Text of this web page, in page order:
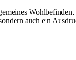
auch ein